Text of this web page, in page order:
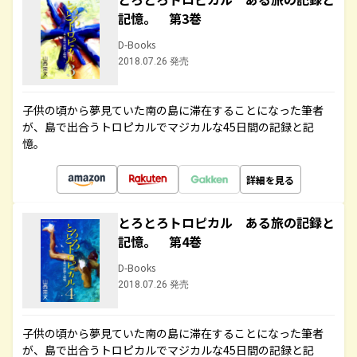
記憶。 第3巻
D-Books
2018.07.26 発売
子供の頃から夢見ていた南の島に滞在することになった筆者
が、島で出合うトロピカルでマジカルな45日間の記録と記
憶。
詳細を見る
とろとろトロピカル ある旅の記録と
記憶。 第4巻
D-Books
2018.07.26 発売
子供の頃から夢見ていた南の島に滞在することになった筆者
が、島で出合うトロピカルでマジカルな45日間の記録と記